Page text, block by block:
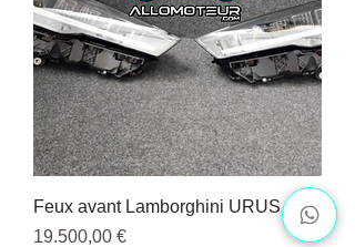
Feux avant Lamborghini URUS
Pris
19.500,00 €